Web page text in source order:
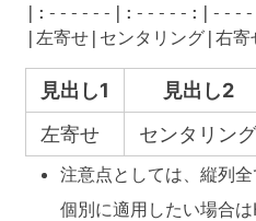
|:------|:-----
|左寄せ|センタリング|右寄
見出し1 見出し2
左寄せ
センタリン
注意点としては、縦列
個別に適用したい場合